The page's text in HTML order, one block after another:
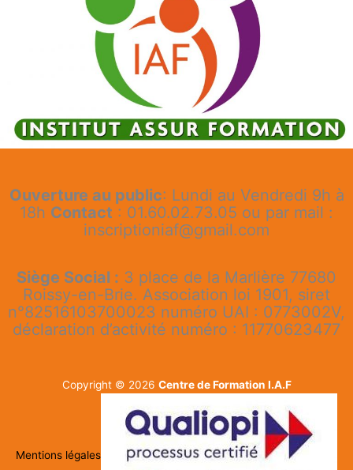
Ouverture au public: Lundi au Vendredi 9h à
18h Contact : 01.60.02.73.05 ou par mail :
inscriptioniaf@gmail.com
Siège Social : 3 place de la Marlière 77680
Roissy-en-Brie. Association loi 1901, siret
n°82516103700023 numéro UAI : 0773002V,
déclaration d’activité numéro : 11770623477
Copyright © 2026 Centre de Formation I.A.F
Mentions légales